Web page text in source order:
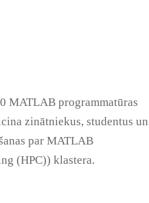
MATLAB programmatūras
zinātniekus, studentus un
par MATLAB
(HPC)) klastera.